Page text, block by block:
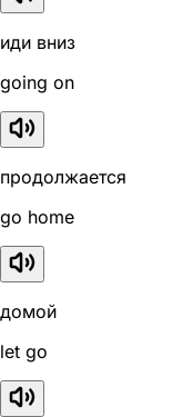
иди вниз
going on
продолжается
go home
домой
let go